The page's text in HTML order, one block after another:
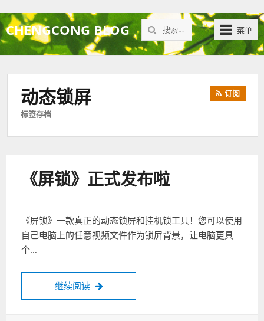
CHENGCONG BLOG
搜
索：
菜单
动态锁屏
标签存档
订阅
《屏锁》正式发布啦
《屏锁》一款真正的动态锁屏和挂机锁工具！您可以使用
自己电脑上的任意视频文件作为锁屏背景，让电脑更具
个…
继续阅读 《屏锁》正式发布啦